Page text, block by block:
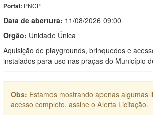
Portal: PNCP
Data de abertura: 11/08/2026 09:00
Orgão: Unidade Única
Aquisição de playgrounds, brinquedos e
instalados para uso nas praças do Município
Obs: Estamos mostrando apenas algumas
acesso completo, assine o Alerta Licitação.